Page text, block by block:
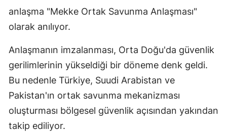
anlaşma "Mekke Ortak Savunma Anlaşması"
olarak anılıyor.
Anlaşmanın imzalanması, Orta Doğu'da güvenlik
gerilimlerinin yükseldiği bir döneme denk geldi.
Bu nedenle Türkiye, Suudi Arabistan ve
Pakistan'ın ortak savunma mekanizması
oluşturması bölgesel güvenlik açısından yakından
takip ediliyor.